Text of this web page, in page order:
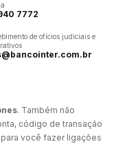
7772
de ofícios judiciais e
. Também não
código de transação
você fazer ligações